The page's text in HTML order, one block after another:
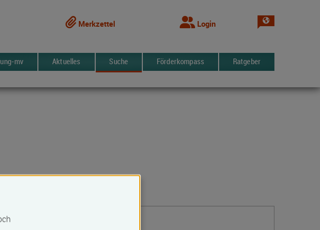
Merkzettel Login Sprache
mv Aktuelles Suche Förderkompass Ratgeber